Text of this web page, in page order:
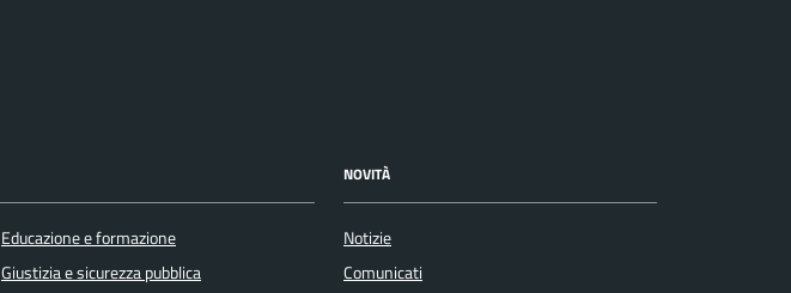
Educazione e formazione
Giustizia e sicurezza pubblica
NOVITÀ
Notizie
Comunicati